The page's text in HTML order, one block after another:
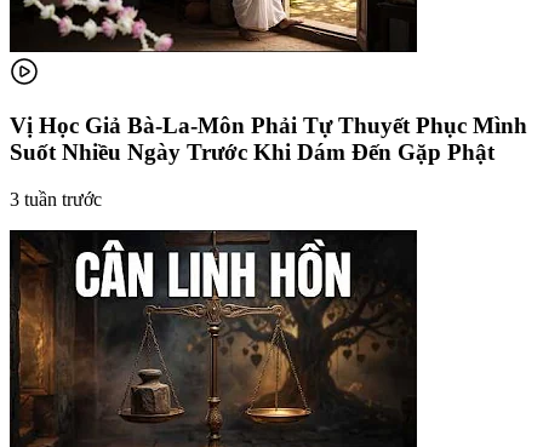
Vị Học Giả Bà-La-Môn Phải Tự Thuyết Phục Mình
Suốt Nhiều Ngày Trước Khi Dám Đến Gặp Phật
3 tuần trước